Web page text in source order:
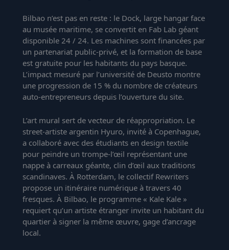
Bilbao n’est pas en reste : le Dock, large hangar face
au musée maritime, se convertit en Fab Lab géant
disponible 24 / 24. Les machines sont financées par
un partenariat public-privé, et la formation de base
est gratuite pour les habitants du pays basque.
L’impact mesuré par l’université de Deusto montre
une progression de 15 % du nombre de créateurs
auto-entrepreneurs depuis l’ouverture du site.
L’art mural sert de vecteur de réappropriation. Le
street-artiste argentin Hyuro, invité à Copenhague,
a collaboré avec des étudiants en design textile
pour peindre un trompe-l’œil représentant une
nappe à carreaux géante, clin d’œil aux traditions
scandinaves. À Rotterdam, le collectif Rewriters
propose un itinéraire numérique à travers 40
fresques. À Bilbao, le programme « Kale Kale »
requiert qu’un artiste étranger invite un habitant du
quartier à signer la même œuvre, gage d’ancrage
local.